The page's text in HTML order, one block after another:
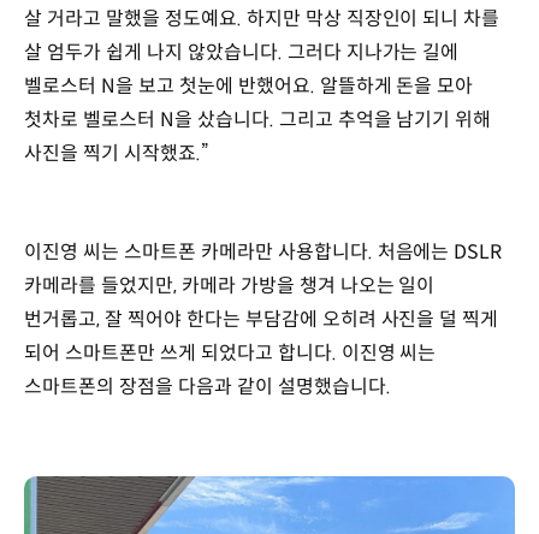
살 거라고 말했을 정도예요. 하지만 막상 직장인이 되니 차를
살 엄두가 쉽게 나지 않았습니다. 그러다 지나가는 길에
벨로스터 N을 보고 첫눈에 반했어요. 알뜰하게 돈을 모아
첫차로 벨로스터 N을 샀습니다. 그리고 추억을 남기기 위해
사진을 찍기 시작했죠.”
이진영 씨는 스마트폰 카메라만 사용합니다. 처음에는 DSLR
카메라를 들었지만, 카메라 가방을 챙겨 나오는 일이
번거롭고, 잘 찍어야 한다는 부담감에 오히려 사진을 덜 찍게
되어 스마트폰만 쓰게 되었다고 합니다. 이진영 씨는
스마트폰의 장점을 다음과 같이 설명했습니다.